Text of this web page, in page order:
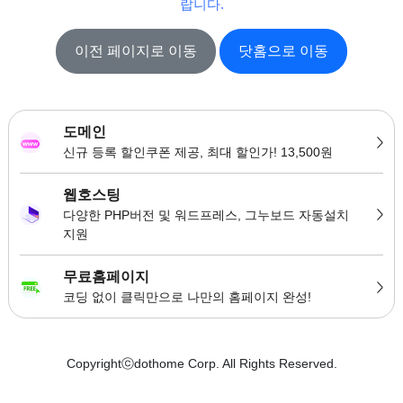
랍니다.
이전 페이지로 이동 닷홈으로 이동
도메인
신규 등록 할인쿠폰 제공, 최대 할인가! 13,500원
웹호스팅
다양한 PHP버전 및 워드프레스, 그누보드 자동설치
지원
무료홈페이지
코딩 없이 클릭만으로 나만의 홈페이지 완성!
Copyrightⓒdothome Corp. All Rights Reserved.